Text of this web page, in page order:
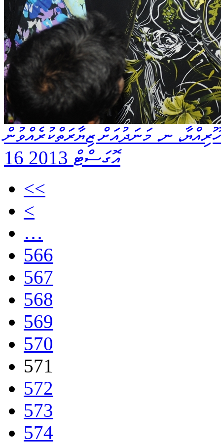
ނ. މަނަދުއަށް ޒިޔާރަތްކުރެއްވުން
16 އޮގަސްޓް 2013
<<
<
…
566
567
568
569
570
571
572
573
574